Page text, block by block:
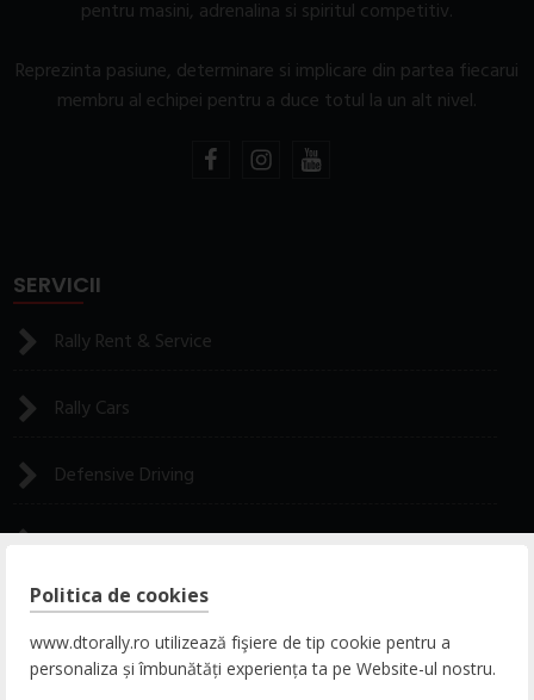
pentru masini, adrenalina si spiritul competitiv.
Reprezinta pasiune, determinare si implicare din partea fiecarui
membru al echipei pentru a duce totul la un alt nivel.
SERVICII
Rally Rent & Service
Rally Cars
Defensive Driving
Rally Experience
CONTACT
Politica de cookies
www.dtorally.ro utilizează fişiere de tip cookie pentru a
personaliza și îmbunătăți experiența ta pe Website-ul nostru.